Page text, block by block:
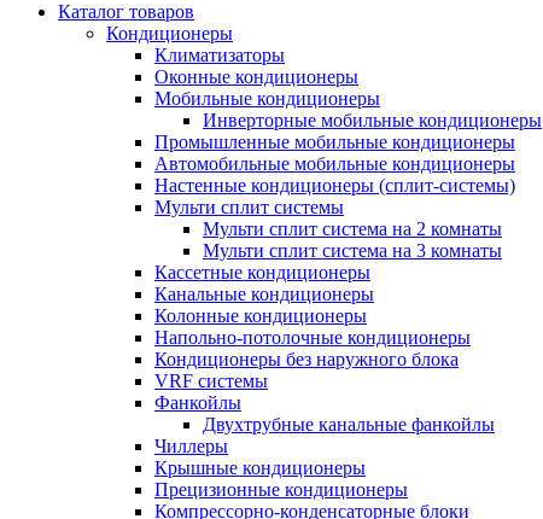
Каталог товаров
Кондиционеры
Климатизаторы
Оконные кондиционеры
Мобильные кондиционеры
Инверторные мобильные кондиционеры
Промышленные мобильные кондиционеры
Автомобильные мобильные кондиционеры
Настенные кондиционеры (сплит-системы)
Мульти сплит системы
Мульти сплит система на 2 комнаты
Мульти сплит система на 3 комнаты
Кассетные кондиционеры
Канальные кондиционеры
Колонные кондиционеры
Напольно-потолочные кондиционеры
Кондиционеры без наружного блока
VRF системы
Фанкойлы
Двухтрубные канальные фанкойлы
Чиллеры
Крышные кондиционеры
Прецизионные кондиционеры
Компрессорно-конденсаторные блоки